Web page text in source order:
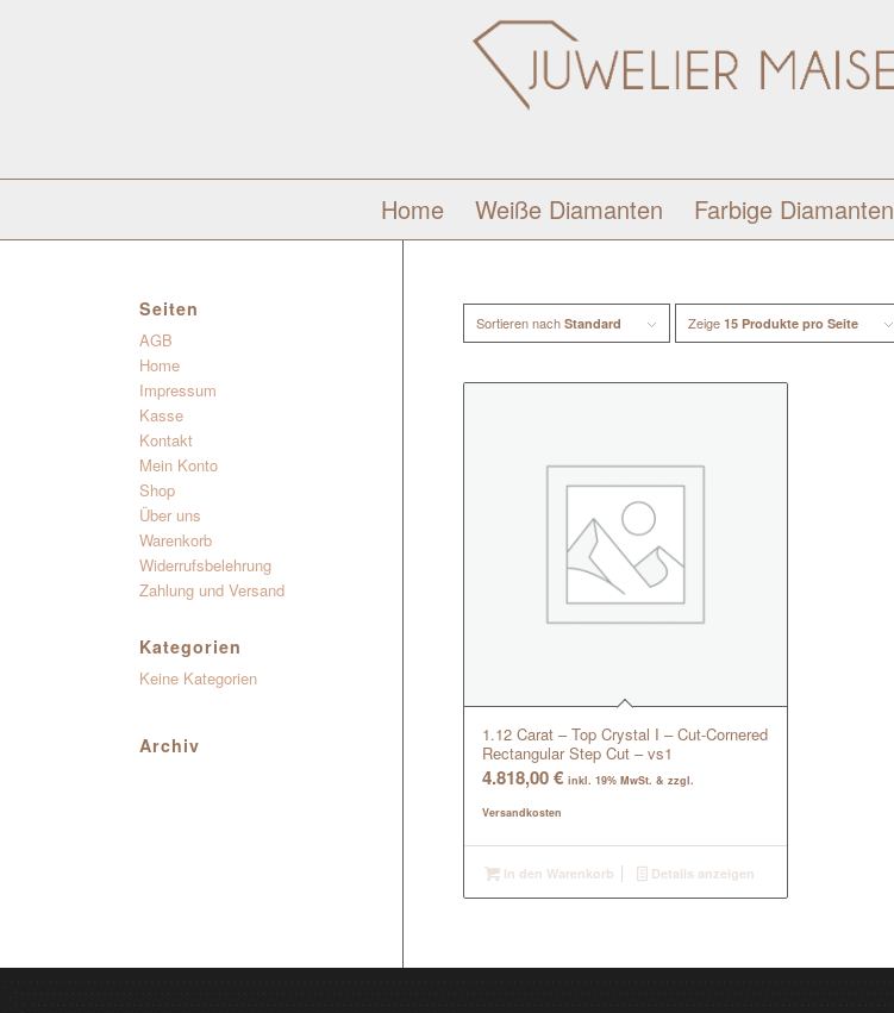
Home Weiße Diamanten Farbige Diamanten
Sortieren nachStandard Zeige15 Produkte pro Seite
1.12 Carat – Top Crystal I – Cut-Cornered
Rectangular Step Cut – vs1
4.818,00€ inkl. 19% MwSt. & zzgl.
Versandkosten
In den Warenkorb Details anzeigen
Seiten
AGB
Home
Impressum
Kasse
Kontakt
Mein Konto
Shop
Über uns
Warenkorb
Widerrufsbelehrung
Zahlung und Versand
Kategorien
Keine Kategorien
Archiv